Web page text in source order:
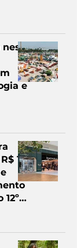
neste
e
168